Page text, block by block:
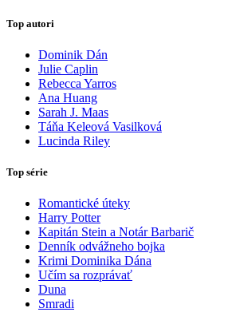
Top autori
Dominik Dán
Julie Caplin
Rebecca Yarros
Ana Huang
Sarah J. Maas
Táňa Keleová Vasilková
Lucinda Riley
Top série
Romantické úteky
Harry Potter
Kapitán Stein a Notár Barbarič
Denník odvážneho bojka
Krimi Dominika Dána
Učím sa rozprávať
Duna
Smradi